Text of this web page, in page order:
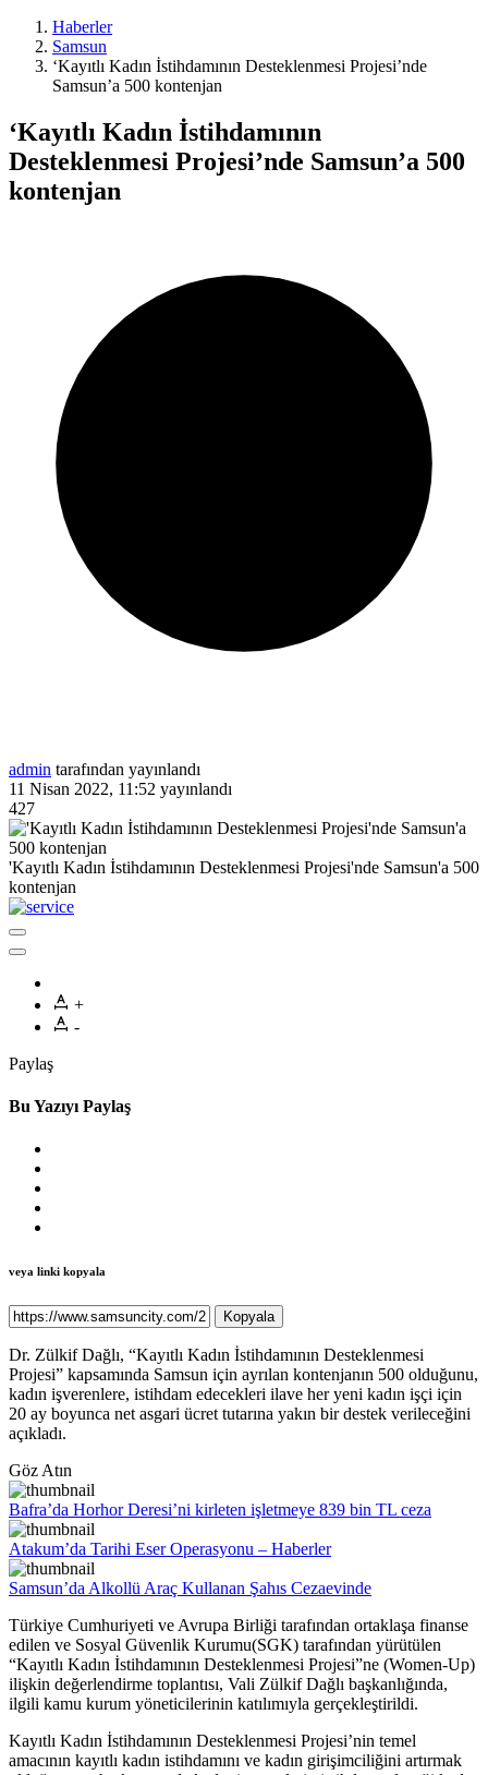
Haberler
Samsun
‘Kayıtlı Kadın İstihdamının Desteklenmesi Projesi’nde
Samsun’a 500 kontenjan
‘Kayıtlı Kadın İstihdamının
Desteklenmesi Projesi’nde Samsun’a 500
kontenjan
admin tarafından yayınlandı
11 Nisan 2022, 11:52 yayınlandı
427
'Kayıtlı Kadın İstihdamının Desteklenmesi Projesi'nde Samsun'a 500
kontenjan
+
-
Paylaş
Bu Yazıyı Paylaş
veya linki kopyala
Kopyala
Dr. Zülkif Dağlı, “Kayıtlı Kadın İstihdamının Desteklenmesi
Projesi” kapsamında Samsun için ayrılan kontenjanın 500 olduğunu,
kadın işverenlere, istihdam edecekleri ilave her yeni kadın işçi için
20 ay boyunca net asgari ücret tutarına yakın bir destek verileceğini
açıkladı.
Göz Atın
Bafra’da Horhor Deresi’ni kirleten işletmeye 839 bin TL ceza
Atakum’da Tarihi Eser Operasyonu – Haberler
Samsun’da Alkollü Araç Kullanan Şahıs Cezaevinde
Türkiye Cumhuriyeti ve Avrupa Birliği tarafından ortaklaşa finanse
edilen ve Sosyal Güvenlik Kurumu(SGK) tarafından yürütülen
“Kayıtlı Kadın İstihdamının Desteklenmesi Projesi”ne (Women-Up)
ilişkin değerlendirme toplantısı, Vali Zülkif Dağlı başkanlığında,
ilgili kamu kurum yöneticilerinin katılımıyla gerçekleştirildi.
Kayıtlı Kadın İstihdamının Desteklenmesi Projesi’nin temel
amacının kayıtlı kadın istihdamını ve kadın girişimciliğini artırmak